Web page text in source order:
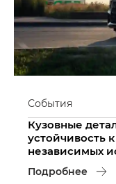
События
Кузовные
устойчивость
независимых
Подробнее